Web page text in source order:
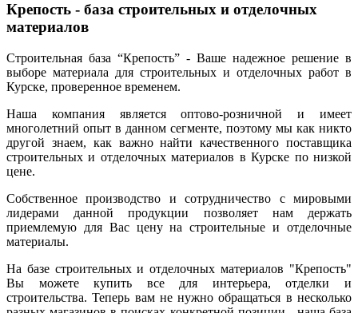
Крепость - база строительных и отделочных
материалов
Строительная база “Крепость” - Ваше надежное решение в
выборе материала для строительных и отделочных работ в
Курске, проверенное временем.
Наша компания является оптово-розничной и имеет
многолетний опыт в данном сегменте, поэтому мы как никто
другой знаем, как важно найти качественного поставщика
строительных и отделочных материалов в Курске по низкой
цене.
Собственное производство и сотрудничество с мировыми
лидерами данной продукции позволяет нам держать
приемлемую для Вас цену на строительные и отделочные
материалы.
На базе строительных и отделочных материалов "Крепость"
Вы можете купить все для интерьера, отделки и
строительства. Теперь вам не нужно обращаться в несколько